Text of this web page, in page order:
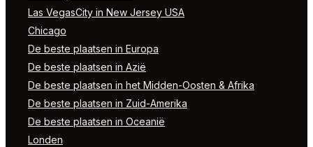
Las VegasCity in New Jersey USA
Chicago
De beste plaatsen in Europa
De beste plaatsen in Azië
De beste plaatsen in het Midden-Oosten & Afrika
De beste plaatsen in Zuid-Amerika
De beste plaatsen in Oceanië
Londen